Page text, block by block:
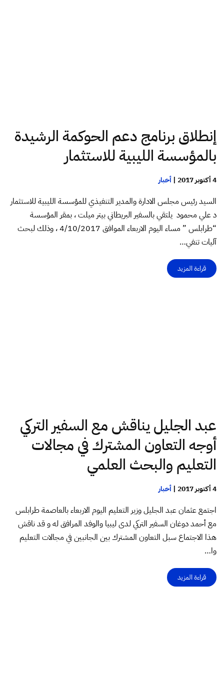
إنطلاق برنامج دعم الحوكمة الرشيدة
بالمؤسسة الليبية للاستثمار
4 أكتوبر 2017 | أخبار
السيد رئيس مجلس الادارة والمدير التنفيذي للمؤسسة الليبية للاستثمار
د علي محمود يلتقي بالسفير البريطاني بيتر ميلت ، بمقر المؤسسة
“طرابلس ” مساء اليوم الاربعاء الموافق 4/10/2017 ، وذلك لبحث
آليات تنفي…
قراءة المزيد
عبد الجليل يناقش مع السفير التركي
أوجه التعاون المشترك في مجالات
التعليم والبحث العلمي
4 أكتوبر 2017 | أخبار
اجتمع عثمان عبد الجليل وزير التعليم اليوم الاربعاء بالعاصمة طرابلس
مع أحمد دوغان السفير التركي لدى ليبيا والوفد المرافق له و قد ناقش
هذا الاجتماع سبل التعاون المشترك بين الجانبين في مجالات التعليم
وا…
قراءة المزيد